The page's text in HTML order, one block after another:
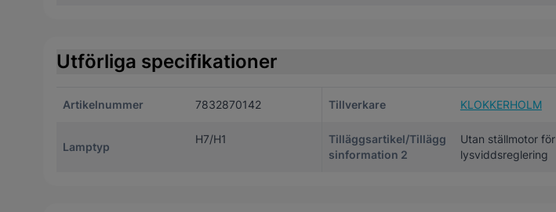
Utförliga specifikationer
Artikelnummer 7832870142 Tillverkare KLOKKERHOLM
Lamptyp
H7/H1
Tilläggsartikel/Tillägg
sinformation 2
Utan ställmotor för
lysviddsreglering